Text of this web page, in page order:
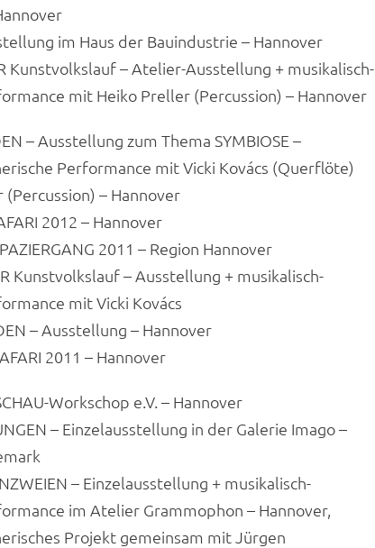
im Haus der Bauindustrie – Hannover
Kunstvolkslauf – Atelier-Ausstellung + musikalisch-
mit Heiko Preller (Percussion) – Hannover
– Ausstellung zum Thema SYMBIOSE –
Performance mit Vicki Kovács (Querflöte)
– Hannover
2012 – Hannover
2011 – Region Hannover
Kunstvolkslauf – Ausstellung + musikalisch-
mit Vicki Kovács
– Ausstellung – Hannover
2011 – Hannover
Workschop e.V. – Hannover
– Einzelausstellung in der Galerie Imago –
– Einzelausstellung + musikalisch-
im Atelier Grammophon – Hannover,
Projekt gemeinsam mit Jürgen